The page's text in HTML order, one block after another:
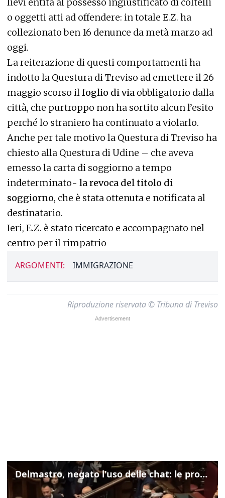
o oggetti atti ad offendere: in totale E.Z. ha
collezionato ben 16 denunce da metà marzo ad
oggi.
La reiterazione di questi comportamenti ha
indotto la Questura di Treviso ad emettere il 26
maggio scorso ilfoglio di via obbligatorio dalla
città, che purtroppo non ha sortito alcun l’esito
perché lo straniero ha continuato a violarlo.
Anche per tale motivo la Questura di Treviso ha
chiesto alla Questura di Udine – che aveva
emesso la carta di soggiorno a tempo
indeterminato- la revoca del titolo di
soggiorno, che è stata ottenuta e notificata al
destinatario.
Ieri, E.Z. è stato ricercato e accompagnato nel
centro per il rimpatrio
ARGOMENTI: IMMIGRAZIONE
Riproduzione riservata © Tribuna di Treviso
Delmastro, negato l'uso delle chat: le proteste di Avs e M5s